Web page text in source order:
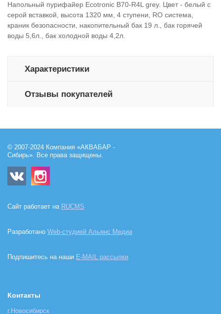
Напольный пурифайер Ecotronic B70-R4L grey. Цвет - белый с
серой вставкой, высота 1320 мм, 4 ступени, RO система,
краник безопасности, накопительный бак 19 л., бак горячей
воды 5,6л., бак холодной воды 4,2л.
Характеристики
Отзывы покупателей
© 2007-2024 Компания «АКВАБАР -
Сибирь». Все права защищены.
Сайт работает на RUCMS
Разработано Web-студией Альянс Медиа
Подпишитесь на наши E-MAIL рассылки
Контакты
г.Новосибирск